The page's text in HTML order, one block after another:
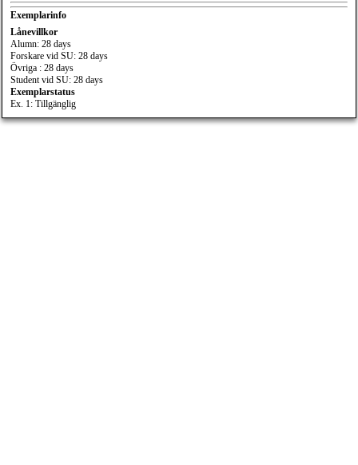
Exemplarinfo
Lånevillkor
Alumn: 28 days
Forskare vid SU: 28 days
Övriga : 28 days
Student vid SU: 28 days
Exemplarstatus
Ex. 1: Tillgänglig